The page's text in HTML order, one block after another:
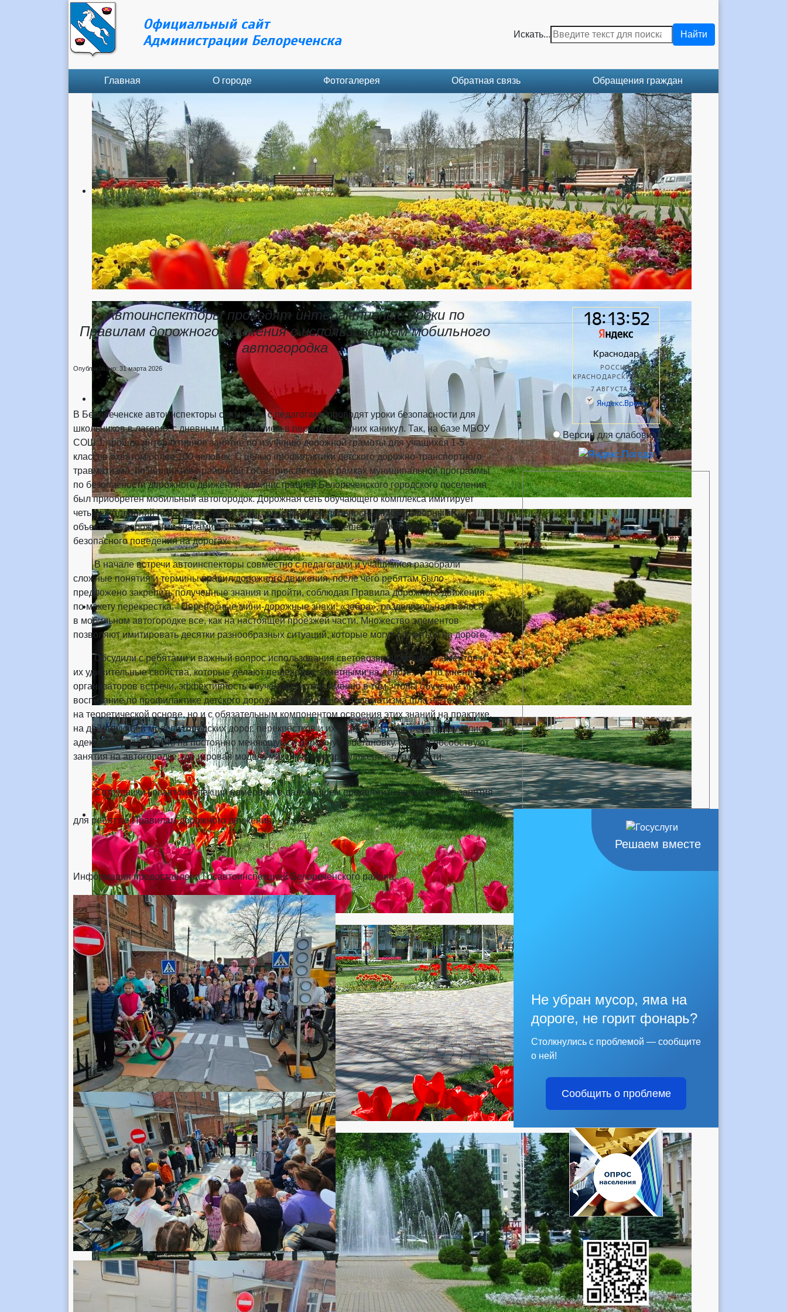
Официальный сайт
Администрации Белореченска
Искать... Найти
Главная О городе Фотогалерея Обратная связь Обращения граждан
Автоинспекторы проводят интерактивные уроки по
Правилам дорожного движения с использованием мобильного
автогородка
Опубликовано: 31 марта 2026
В Белореченске автоинспекторы совместно с педагогами проводят уроки безопасности для
школьников в лагерях с дневным пребыванием в период весенних каникул. Так, на базе МБОУ
СОШ 1 прошло интерактивное занятие по изучению дорожной грамоты для учащихся 1-5
классов охватом более 100 человек. С целью профилактики детского дорожно-транспортного
травматизма, по инициативе районной Госавтоинспекции в рамках муниципальной программы
по безопасности дорожного движения администрацией Белореченского городского поселения
был приобретен мобильный автогородок. Дорожная сеть обучающего комплекса имитирует
четырехсторонний перекресток дороги, который оснащен переносными светофорными
объектами, дорожными знаками и разметкой, где маленькие пешеходы учились основам
безопасного поведения на дорогах.
В начале встречи автоинспекторы совместно с педагогами и учащимися разобрали
сложные понятия и термины правил дорожного движения, после чего ребятам было
предложено закрепить полученные знания и пройти, соблюдая Правила дорожного движения
по макету перекрестка. Переносные мини-дорожные знаки, «зебра», разделительная полоса –
в мобильном автогородке все, как на настоящей проезжей части. Множество элементов
позволяют имитировать десятки разнообразных ситуаций, которые могут случиться на дороге.
Обсудили с ребятами и важный вопрос использования световозвращающих элементов и
их удивительные свойства, которые делают пешеходов заметными на дороге. По мнению
организаторов встречи, эффективность обучения состоит именно в том, чтобы обучение и
воспитание по профилактике детского дорожно-транспортного травматизма шло не только
на теоретической основе, но и с обязательным компонентом освоения этих знаний на практике,
на действующей модели городских дорог, перекрестков и их развязок, чтобы ребята научились
адекватно реагировать на постоянно меняющуюся дорожную обстановку. Этому способствуют
занятия на автогородке, где игровая модель максимально приближена к реальности.
Сотрудники Госавтоинспекции намерены в дальнейшем продолжить практические занятия
для ребят по Правилам дорожного движения.
Информация предоставлена Госавтоинспекцией Белореченского района
Версия для слабовидящих
Решаем вместе
Не убран мусор, яма на
дороге, не горит фонарь?
Столкнулись с проблемой — сообщите
о ней!
Сообщить о проблеме